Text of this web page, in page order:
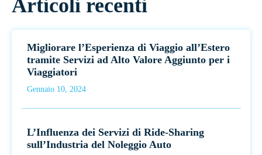
Articoli recenti
Migliorare l’Esperienza di Viaggio all’Estero
tramite Servizi ad Alto Valore Aggiunto per i
Viaggiatori
Gennaio 10, 2024
L’Influenza dei Servizi di Ride-Sharing
sull’Industria del Noleggio Auto